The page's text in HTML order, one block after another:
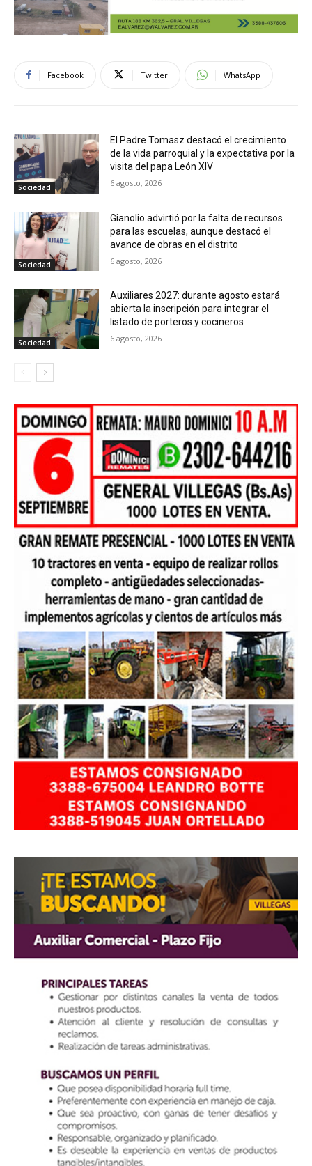
Facebook Twitter WhatsApp
Sociedad
El Padre Tomasz destacó el crecimiento
de la vida parroquial y la expectativa por la
visita del papa León XIV
6 agosto, 2026
Sociedad
Gianolio advirtió por la falta de recursos
para las escuelas, aunque destacó el
avance de obras en el distrito
6 agosto, 2026
Sociedad
Auxiliares 2027: durante agosto estará
abierta la inscripción para integrar el
listado de porteros y cocineros
6 agosto, 2026